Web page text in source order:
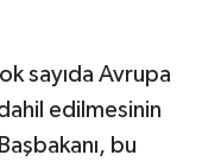
sayıda Avrupa
edilmesinin
bu